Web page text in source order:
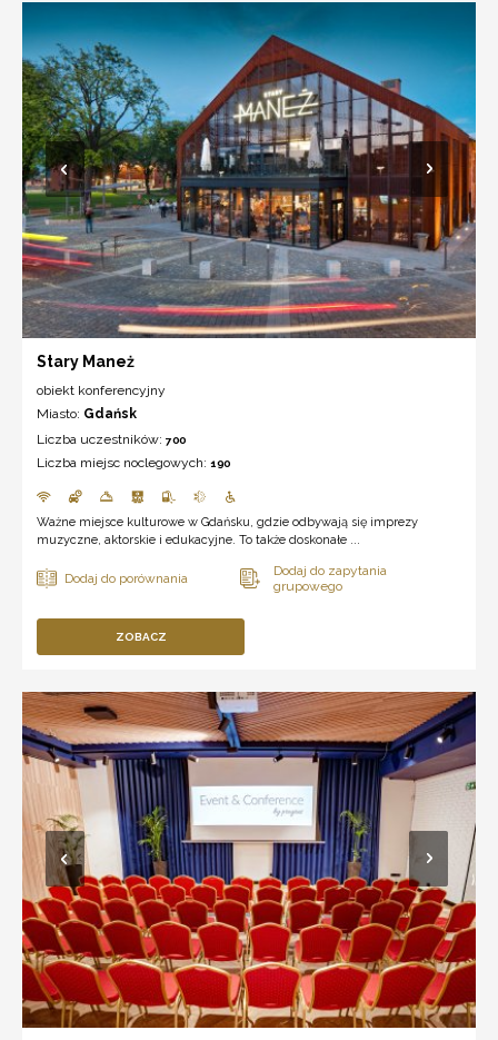
Stary Maneż
obiekt konferencyjny
Miasto: Gdańsk
Liczba uczestników: 700
Liczba miejsc noclegowych: 190
Ważne miejsce kulturowe w Gdańsku, gdzie odbywają się imprezy
muzyczne, aktorskie i edukacyjne. To także doskonałe ...
ZOBACZ